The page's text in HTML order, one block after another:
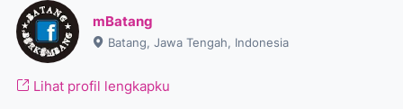
mBatang
Batang, Jawa Tengah, Indonesia
Lihat profil lengkapku